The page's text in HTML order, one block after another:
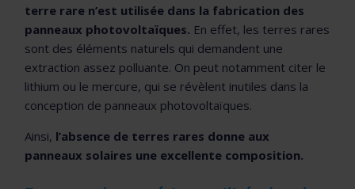
terre rare n’est utilisée dans la fabrication des
panneaux photovoltaïques. En effet, les terres rares
sont des éléments naturels qui demandent une
extraction assez polluante. On peut notamment citer le
lithium ou le mercure, qui se révèlent inutiles dans la
conception de panneaux photovoltaïques.
Ainsi, l’absence de terres rares donne aux
panneaux solaires une excellente composition.